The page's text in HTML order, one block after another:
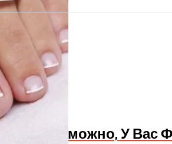
Возможно, У Вас